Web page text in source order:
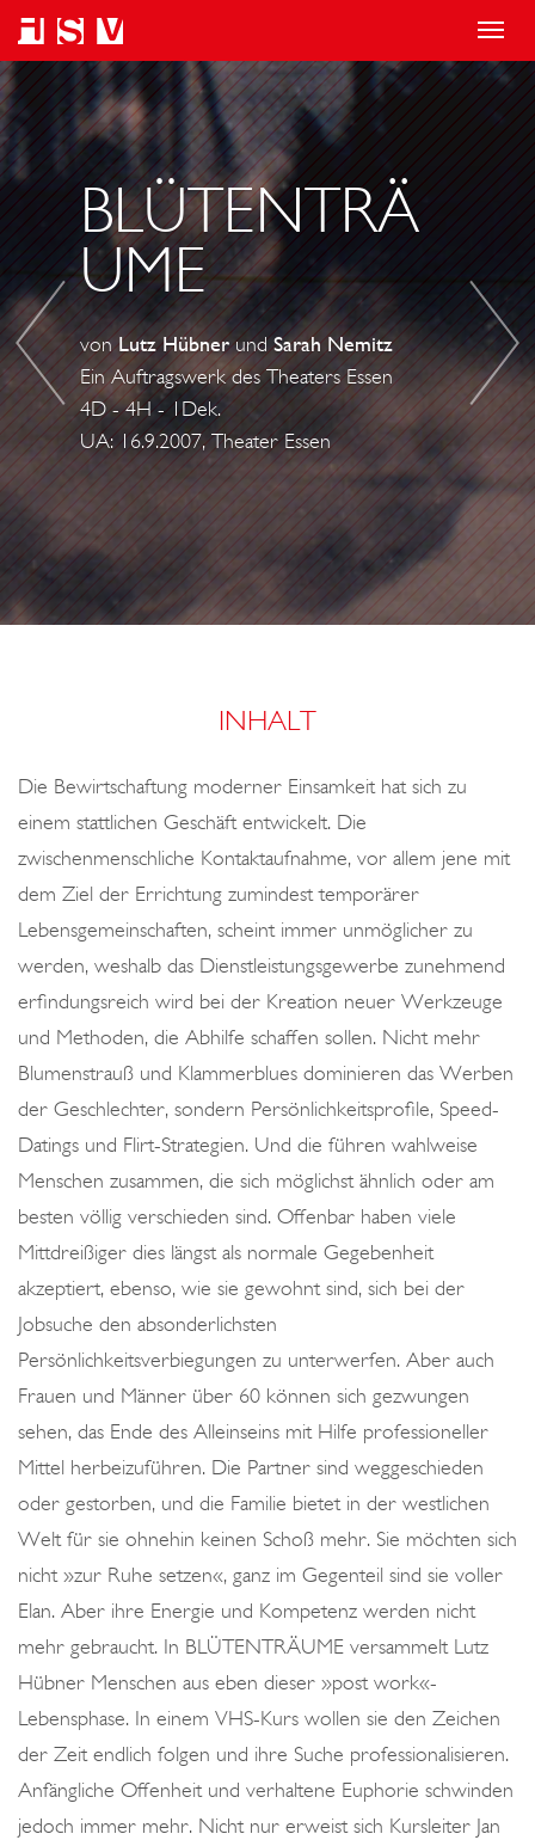
T
o
g
a
v
i
n
A
N
K
E
S
T
Ü
C
K
B
O
-
E
I
N
N
S
BLÜTENTRÄ
UME
vonLutz HübnerundSarah Nemitz
Ein Auftragswerk des Theaters Essen
4D - 4H - 1Dek.
UA: 16.9.2007, Theater Essen
INHALT
Die Bewirtschaftung moderner Einsamkeit hat sich zu
einem stattlichen Geschäft entwickelt. Die
zwischenmenschliche Kontaktaufnahme, vor allem jene mit
dem Ziel der Errichtung zumindest temporärer
Lebensgemeinschaften, scheint immer unmöglicher zu
werden, weshalb das Dienstleistungsgewerbe zunehmend
erfindungsreich wird bei der Kreation neuer Werkzeuge
und Methoden, die Abhilfe schaffen sollen. Nicht mehr
Blumenstrauß und Klammerblues dominieren das Werben
der Geschlechter, sondern Persönlichkeitsprofile, Speed-
Datings und Flirt-Strategien. Und die führen wahlweise
Menschen zusammen, die sich möglichst ähnlich oder am
besten völlig verschieden sind. Offenbar haben viele
Mittdreißiger dies längst als normale Gegebenheit
akzeptiert, ebenso, wie sie gewohnt sind, sich bei der
Jobsuche den absonderlichsten
Persönlichkeitsverbiegungen zu unterwerfen. Aber auch
Frauen und Männer über 60 können sich gezwungen
sehen, das Ende des Alleinseins mit Hilfe professioneller
Mittel herbeizuführen. Die Partner sind weggeschieden
oder gestorben, und die Familie bietet in der westlichen
Welt für sie ohnehin keinen Schoß mehr. Sie möchten sich
nicht »zur Ruhe setzen«, ganz im Gegenteil sind sie voller
Elan. Aber ihre Energie und Kompetenz werden nicht
mehr gebraucht. In BLÜTENTRÄUME versammelt Lutz
Hübner Menschen aus eben dieser »post work«-
Lebensphase. In einem VHS-Kurs wollen sie den Zeichen
der Zeit endlich folgen und ihre Suche professionalisieren.
Anfängliche Offenheit und verhaltene Euphorie schwinden
jedoch immer mehr. Nicht nur erweist sich Kursleiter Jan